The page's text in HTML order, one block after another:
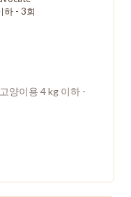
양이용 4 kg 이하 -